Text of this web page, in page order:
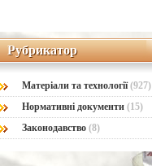
Рубрикатор
Рубрикатор
Матеріaли та технології(927)
Нормативні документи (15)
Законодавство (8)